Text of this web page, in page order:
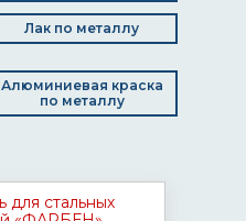
Лак по металлу
Алюминиевая краска
по металлу